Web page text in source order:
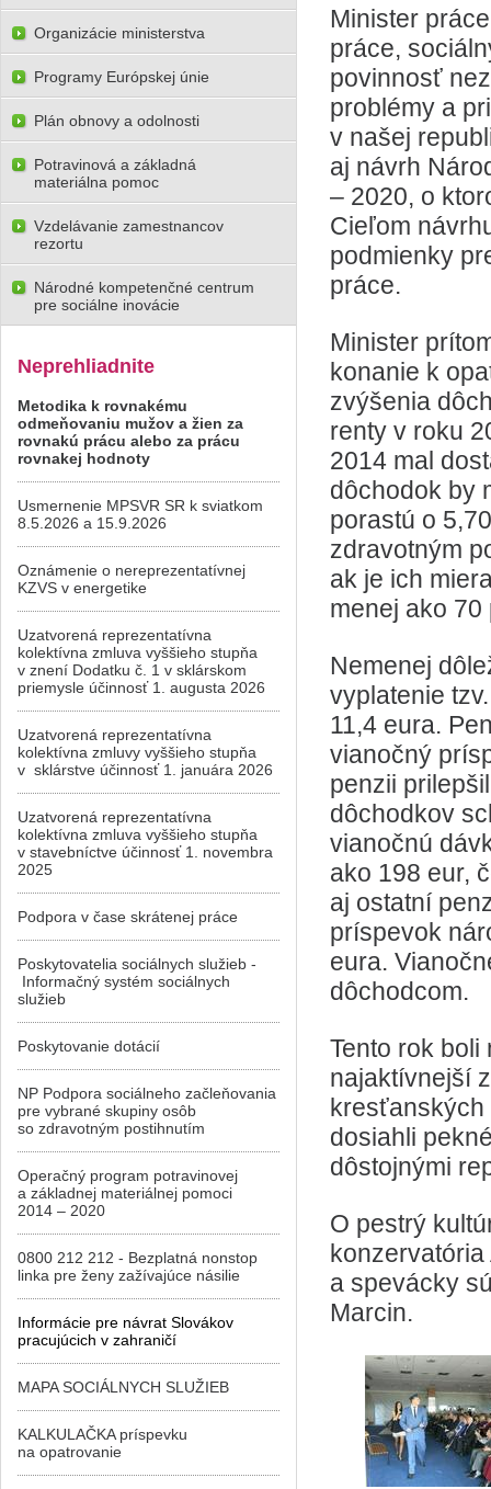
Minister
práce,
povinnosť
problémy a
v našej
aj návrh
– 2020, o
Cieľom
podmienky
práce.
Minister
konanie k
zvýšenia
renty v roku
2014 mal
dôchodok by
porastú o
zdravotným
ak je ich
menej ako
Nemenej
vyplatenie
11,4 eura.
vianočný
penzii
dôchodkov
vianočnú
ako 198 eur,
aj ostatní
príspevok
eura.
dôchodcom.
Tento rok
najaktívnejší
kresťanských
dosiahli
dôstojnými
O pestrý
a spevácky
Marcin.
Organizácie ministerstva
Programy Európskej únie
Plán obnovy a odolnosti
Potravinová a základná
materiálna pomoc
Vzdelávanie zamestnancov
rezortu
Národné kompetenčné centrum
pre sociálne inovácie
Neprehliadnite
Metodika k rovnakému
odmeňovaniu mužov a žien za
rovnakú prácu alebo za prácu
rovnakej hodnoty
Usmernenie MPSVR SR k sviatkom
8.5.2026 a 15.9.2026
Oznámenie o nereprezentatívnej
KZVS v energetike
Uzatvorená reprezentatívna
kolektívna zmluva vyššieho stupňa
v znení Dodatku č. 1 v sklárskom
priemysle účinnosť 1. augusta 2026
Uzatvorená reprezentatívna
kolektívna zmluvy vyššieho stupňa
v sklárstve účinnosť 1. januára 2026
Uzatvorená reprezentatívna
kolektívna zmluva vyššieho stupňa
v stavebníctve účinnosť 1. novembra
2025
Podpora v čase skrátenej práce
Poskytovatelia sociálnych služieb -
Informačný systém sociálnych
služieb
Poskytovanie dotácií
NP Podpora sociálneho začleňovania
pre vybrané skupiny osôb
so zdravotným postihnutím
Operačný program potravinovej
a základnej materiálnej pomoci
2014 – 2020
0800 212 212 - Bezplatná nonstop
linka pre ženy zažívajúce násilie
Informácie pre návrat Slovákov
pracujúcich v zahraničí
MAPA SOCIÁLNYCH SLUŽIEB
KALKULAČKA príspevku
na opatrovanie